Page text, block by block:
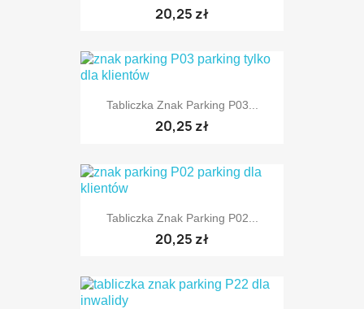
20,25 zł
TYLKO ONLINE
Tabliczka Znak Parking P03...
20,25 zł
TYLKO ONLINE
Tabliczka Znak Parking P02...
20,25 zł